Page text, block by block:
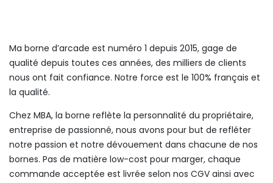
Ma borne d’arcade est numéro 1 depuis 2015, gage de
qualité depuis toutes ces années, des milliers de clients
nous ont fait confiance. Notre force est le 100% français et
la qualité.
Chez MBA, la borne reflète la personnalité du propriétaire,
entreprise de passionné, nous avons pour but de refléter
notre passion et notre dévouement dans chacune de nos
bornes. Pas de matière low-cost pour marger, chaque
commande acceptée est livrée selon nos CGV ainsi avec